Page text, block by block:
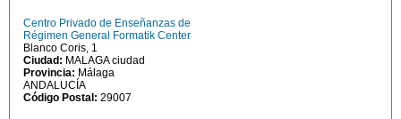
Centro Privado de Enseñanzas de
Régimen General Formatik Center
Blanco Coris, 1
Ciudad: MALAGA ciudad
Provincia: Málaga
ANDALUCÍA
Código Postal: 29007